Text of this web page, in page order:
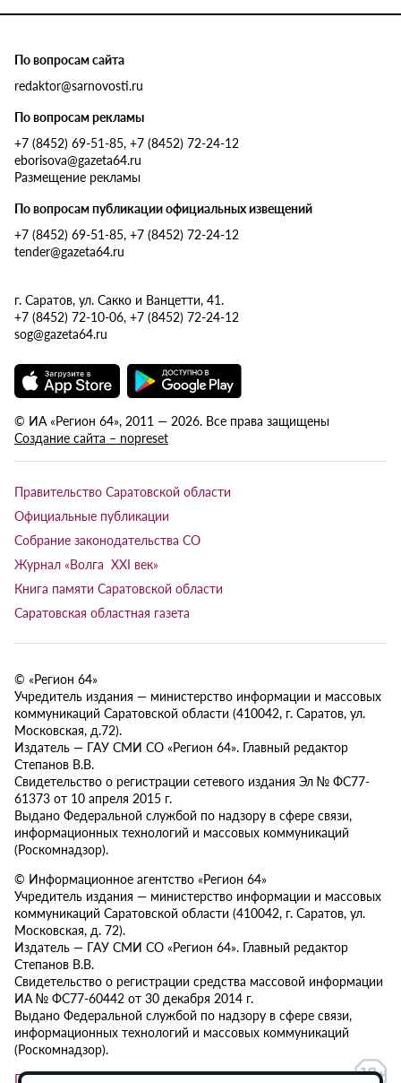
По вопросам сайта
redaktor@sarnovosti.ru
По вопросам рекламы
+7 (8452) 69-51-85, +7 (8452) 72-24-12
eborisova@gazeta64.ru
Размещение рекламы
По вопросам публикации официальных извещений
+7 (8452) 69-51-85, +7 (8452) 72-24-12
tender@gazeta64.ru
г. Саратов, ул. Сакко и Ванцетти, 41.
+7 (8452) 72-10-06, +7 (8452) 72-24-12
sog@gazeta64.ru
© ИА «Регион 64», 2011 — 2026. Все права защищены
Создание сайта – nopreset
Правительство Саратовской области
Официальные публикации
Собрание законодательства СО
Журнал «Волга XXI век»
Книга памяти Саратовской области
Саратовская областная газета
© «Регион 64»
Учредитель издания — министерство информации и массовых
коммуникаций Саратовской области (410042, г. Саратов, ул.
Московская, д.72).
Издатель — ГАУ СМИ СО «Регион 64». Главный редактор
Степанов В.В.
Свидетельство о регистрации сетевого издания Эл № ФС77-
61373 от 10 апреля 2015 г.
Выдано Федеральной службой по надзору в сфере связи,
информационных технологий и массовых коммуникаций
(Роскомнадзор).
© Информационное агентство «Регион 64»
Учредитель издания — министерство информации и массовых
коммуникаций Саратовской области (410042, г. Саратов, ул.
Московская, д. 72).
Издатель — ГАУ СМИ СО «Регион 64». Главный редактор
Степанов В.В.
Свидетельство о регистрации средства массовой информации
ИА № ФС77-60442 от 30 декабря 2014 г.
Выдано Федеральной службой по надзору в сфере связи,
информационных технологий и массовых коммуникаций
(Роскомнадзор).
Политика в отношении обработки персональных данных